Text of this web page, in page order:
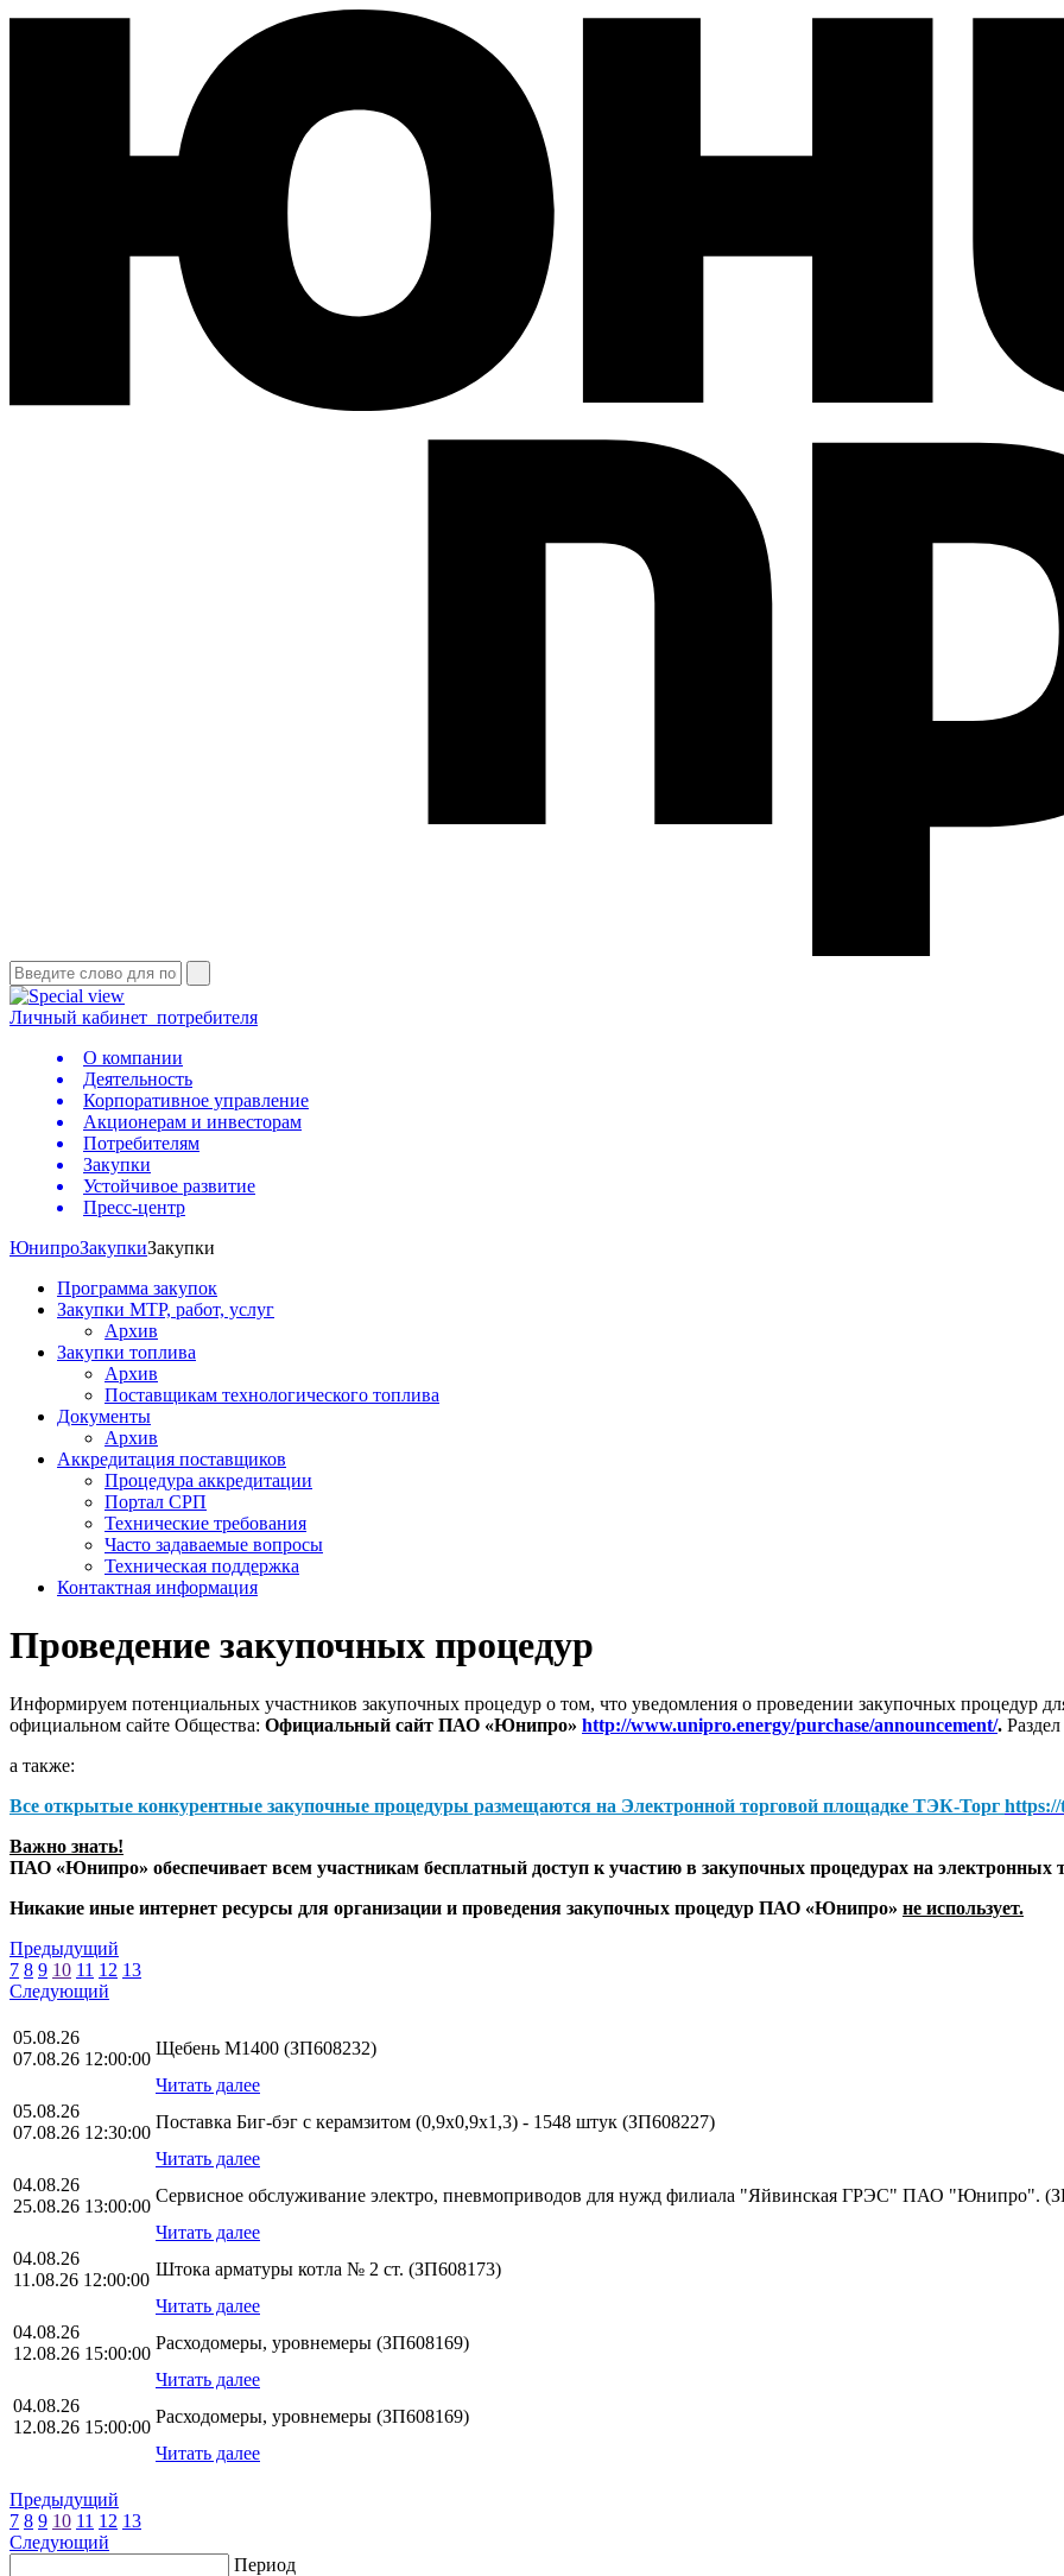
Личный кабинет потребителя
О компании
Деятельность
Корпоративное управление
Акционерам и инвесторам
Потребителям
Закупки
Устойчивое развитие
Пресс-центр
ЮнипроЗакупкиЗакупки
Программа закупок
Закупки МТР, работ, услуг
Архив
Закупки топлива
Архив
Поставщикам технологического топлива
Документы
Архив
Аккредитация поставщиков
Процедура аккредитации
Портал СРП
Технические требования
Часто задаваемые вопросы
Техническая поддержка
Контактная информация
Проведение закупочных процедур
Информируем потенциальных участников закупочных процедур о том, что уведомления о проведении закупочных
официальном сайте Общества: Официальный сайт ПАО «Юнипро» http://www.unipro.energy/purchase/announcement/.
а также:
Все открытые конкурентные закупочные процедуры размещаются на Электронной торговой площадке ТЭК-Торг
Важно знать!
ПАО «Юнипро» обеспечивает всем участникам бесплатный доступ к участию в закупочных процедурах на электронных
Никакие иные интернет ресурсы для организации и проведения закупочных процедур ПАО «Юнипро» не использует.
Предыдущий
7 8 9 10 11 12 13
Следующий
05.08.26
07.08.26 12:00:00
Щебень М1400 (ЗП608232)
Читать далее
05.08.26
07.08.26 12:30:00
Поставка Биг-бэг с керамзитом (0,9х0,9х1,3) - 1548 штук (ЗП608227)
Читать далее
04.08.26
25.08.26 13:00:00
Сервисное обслуживание электро, пневмоприводов для нужд филиала "Яйвинская ГРЭС" ПАО "Юнипро".
Читать далее
04.08.26
11.08.26 12:00:00
Штока арматуры котла № 2 ст. (ЗП608173)
Читать далее
04.08.26
12.08.26 15:00:00
Расходомеры, уровнемеры (ЗП608169)
Читать далее
04.08.26
12.08.26 15:00:00
Расходомеры, уровнемеры (ЗП608169)
Читать далее
Предыдущий
7 8 9 10 11 12 13
Следующий
Период